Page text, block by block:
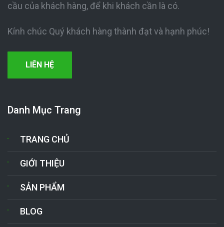
cầu của khách hàng, để khi khách cần là có.
Kính chúc Quý khách hàng thành đạt và hạnh phúc!
LIÊN HỆ
Danh Mục Trang
TRANG CHỦ
GIỚI THIỆU
SẢN PHẨM
BLOG